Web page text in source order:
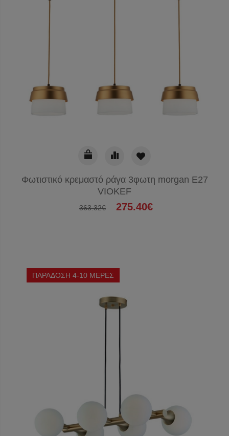
Φωτιστικό κρεμαστό ράγα 3φωτη morgan E27
VIOKEF
363.32€ 275.40€
ΠΑΡΑΔΟΣΗ 4-10 ΜΕΡΕΣ